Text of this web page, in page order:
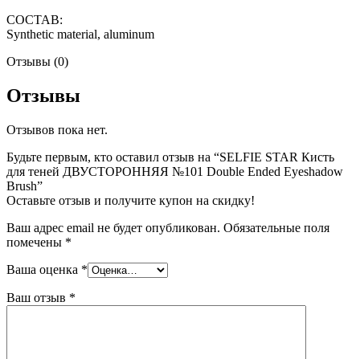
СОСТАВ:
Synthetic material, aluminum
Отзывы (0)
Отзывы
Отзывов пока нет.
Будьте первым, кто оставил отзыв на “SELFIE STAR Кисть
для теней ДВУСТОРОННЯЯ №101 Double Ended Eyeshadow
Brush”
Оставьте отзыв и получите купон на скидку!
Ваш адрес email не будет опубликован. Обязательные поля
помечены *
Ваша оценка *
Ваш отзыв *